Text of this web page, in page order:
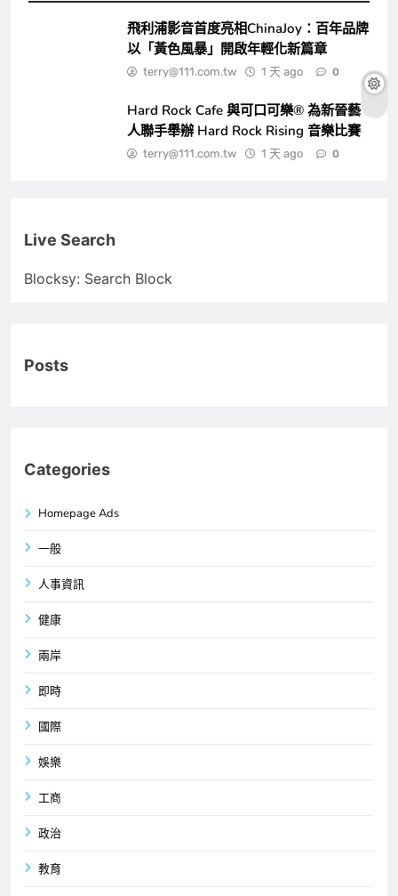
飛利浦影音首度亮相ChinaJoy：百年品牌
以「黃色風暴」開啟年輕化新篇章
terry@111.com.tw 1 天 ago 0
Hard Rock Cafe 與可口可樂® 為新晉藝
人聯手舉辦 Hard Rock Rising 音樂比賽
terry@111.com.tw 1 天 ago 0
Live Search
Blocksy: Search Block
Posts
Categories
Homepage Ads
一般
人事資訊
健康
兩岸
即時
國際
娛樂
工商
政治
教育